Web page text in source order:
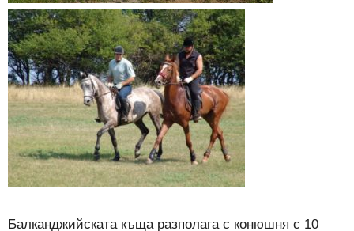
Балканджийската къща разполага с конюшня с 10